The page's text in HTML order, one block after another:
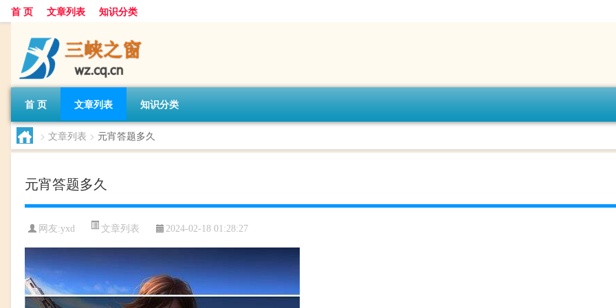
首 页 文章列表 知识分类
首 页 文章列表 知识分类
> 文章列表 > 元宵答题多久
元宵答题多久
网友:yxd 文章列表 2024-02-18 01:28:27